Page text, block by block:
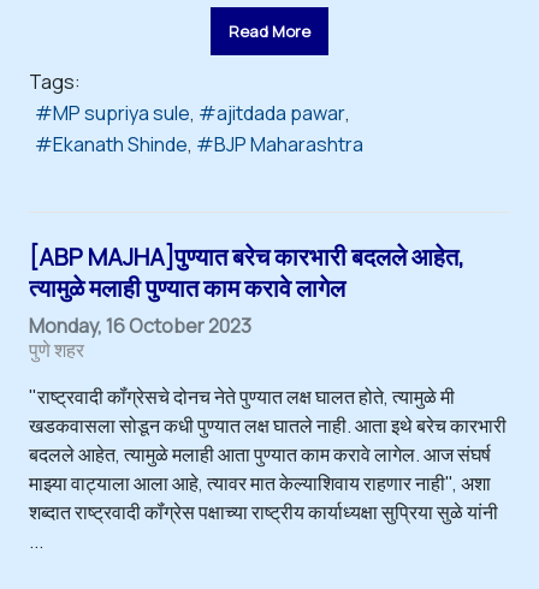
Read More
Tags:
MP supriya sule
ajitdada pawar
Ekanath Shinde
BJP Maharashtra
[ABP MAJHA]पुण्यात बरेच कारभारी बदलले आहेत,
त्यामुळे मलाही पुण्यात काम करावे लागेल
Monday, 16 October 2023
पुणे शहर
"राष्ट्रवादी कॉंग्रेसचे दोनच नेते पुण्यात लक्ष घालत होते, त्यामुळे मी
खडकवासला सोडून कधी पुण्यात लक्ष घातले नाही. आता इथे बरेच कारभारी
बदलले आहेत, त्यामुळे मलाही आता पुण्यात काम करावे लागेल. आज संघर्ष
माझ्या वाट्याला आला आहे, त्यावर मात केल्याशिवाय राहणार नाही'', अशा
शब्दात राष्ट्रवादी कॉंग्रेस पक्षाच्या राष्ट्रीय कार्याध्यक्षा सुप्रिया सुळे यांनी
...